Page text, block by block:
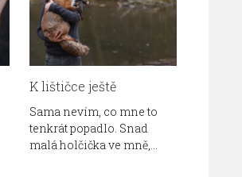
K lištičce ještě
Sama nevím, co mne to
tenkrát popadlo. Snad
malá holčička ve mně,…